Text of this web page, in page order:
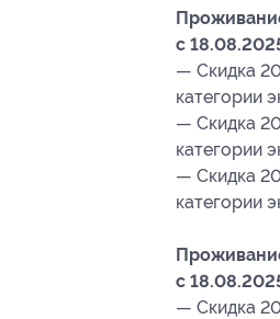
с
— Скидка
категории
— Скидка
категории
— Скидка
категории
с
— Скидка